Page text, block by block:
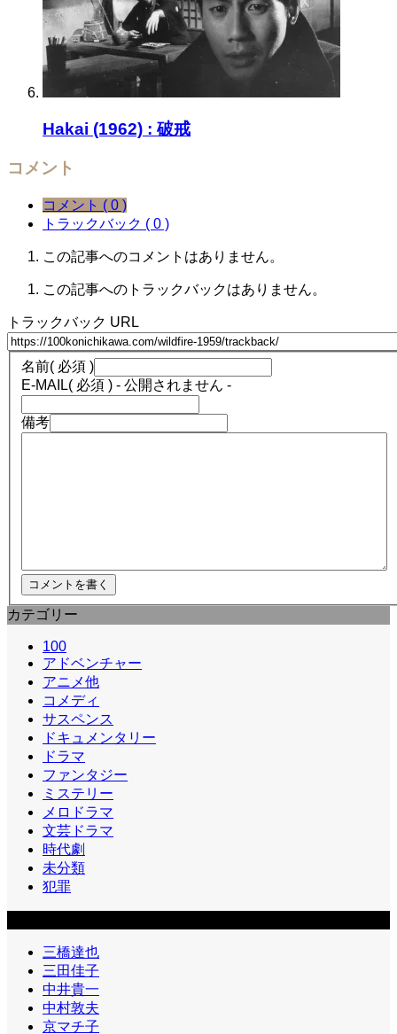
Hakai (1962) : 破戒
コメント
コメント ( 0 )
トラックバック ( 0 )
この記事へのコメントはありません。
この記事へのトラックバックはありません。
トラックバック URL
名前( 必須 )
E-MAIL( 必須 ) - 公開されません -
備考
カテゴリー
100
アドベンチャー
アニメ他
コメディ
サスペンス
ドキュメンタリー
ドラマ
ファンタジー
ミステリー
メロドラマ
文芸ドラマ
時代劇
未分類
犯罪
三橋達也
三田佳子
中井貴一
中村敦夫
京マチ子